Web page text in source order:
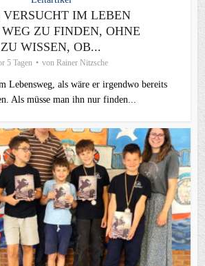
IM LEBEN
ZU FINDEN, OHNE
ZU WISSEN, OB...
5 Tagen von Rainer Nitzsche
Lebensweg, als wäre er irgendwo bereits
Als müsse man ihn nur finden...